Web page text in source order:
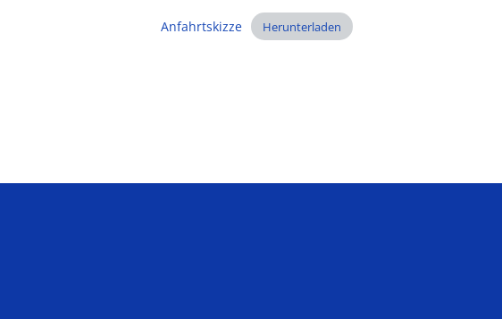
Anfahrtskizze Herunterladen